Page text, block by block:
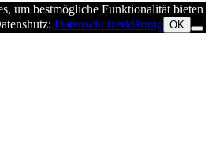
um bestmögliche Funktionalität bieten
Datenschutzerklärung OK